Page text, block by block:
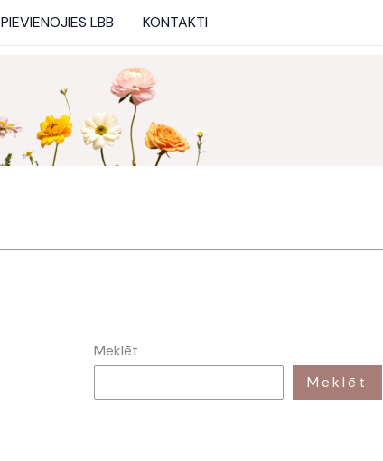
PIEVIENOJIES LBB KONTAKTI
Meklēt
Meklēt